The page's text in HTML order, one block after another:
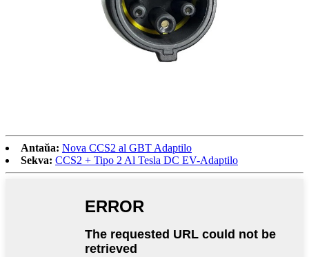
Antaŭa: Nova CCS2 al GBT Adaptilo
Sekva: CCS2 + Tipo 2 Al Tesla DC EV-Adaptilo